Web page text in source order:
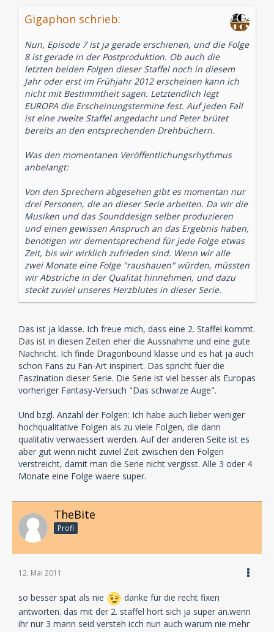
Gigaphon schrieb:
Nun, Episode 7 ist ja gerade erschienen, und die Folge
8 ist gerade in der Postproduktion. Ob auch die
letzten beiden Folgen dieser Staffel noch in diesem
Jahr oder erst im Frühjahr 2012 erscheinen kann ich
nicht mit Bestimmtheit sagen. Letztendlich legt
EUROPA die Erscheinungstermine fest. Auf jeden Fall
ist eine zweite Staffel angedacht und Peter brütet
bereits an den entsprechenden Drehbüchern.
Was den momentanen Veröffentlichungsrhythmus
anbelangt:
Von den Sprechern abgesehen gibt es momentan nur
drei Personen, die an dieser Serie arbeiten. Da wir die
Musiken und das Sounddesign selber produzieren
und einen gewissen Anspruch an das Ergebnis haben,
benötigen wir dementsprechend für jede Folge etwas
Zeit, bis wir wirklich zufrieden sind. Wenn wir alle
zwei Monate eine Folge "raushauen" würden, müssten
wir Abstriche in der Qualität hinnehmen, und dazu
steckt zuviel unseres Herzblutes in dieser Serie.
Das ist ja klasse. Ich freue mich, dass eine 2. Staffel kommt.
Das ist in diesen Zeiten eher die Aussnahme und eine gute
Nachricht. Ich finde Dragonbound klasse und es hat ja auch
schon Fans zu Fan-Art inspiriert. Das spricht fuer die
Faszination dieser Serie. Die Serie ist viel besser als Europas
vorheriger Fantasy-Versuch "Das schwarze Auge".
Und bzgl. Anzahl der Folgen: Ich habe auch lieber weniger
hochqualitative Folgen als zu viele Folgen, die dann
qualitativ verwaessert werden. Auf der anderen Seite ist es
aber gut wenn nicht zuviel Zeit zwischen den Folgen
verstreicht, damit man die Serie nicht vergisst. Alle 3 oder 4
Monate eine Folge waere super.
TheBite
Profi
12. Mai 2011
so besser spät als nie
danke für die recht fixen
antworten. das mit der 2. staffel hört sich ja super an.wenn
ihr nur 3 mann seid versteh icch nun auch warum nie mehr